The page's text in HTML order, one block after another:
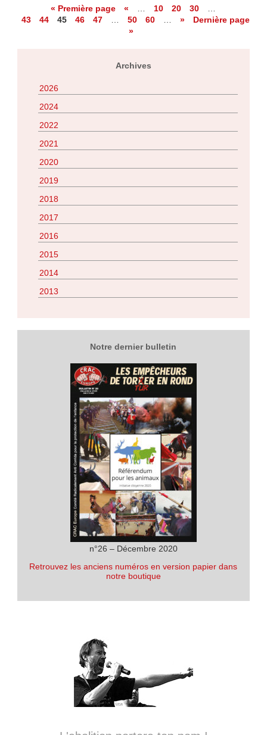
« Première page
« 10 20 30
43
44 45 46 47 50 60 »
Dernière page
»
Archives
2026
2024
2022
2021
2020
2019
2018
2017
2016
2015
2014
2013
Notre dernier bulletin
n°26 – Décembre 2020
Retrouvez les anciens numéros en version papier dans
notre boutique